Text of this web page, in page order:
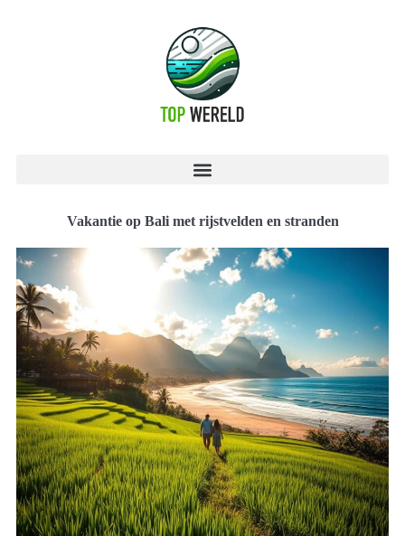
Vakantie op Bali met rijstvelden en stranden